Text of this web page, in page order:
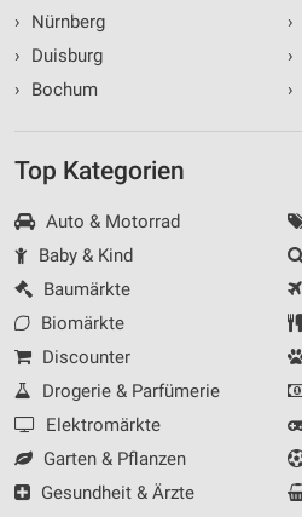
›
Nürnberg
›
Duisburg
›
Bochum
›
›
›
Top Kategorien
Auto & Motorrad
Baby & Kind
Baumärkte
Biomärkte
Discounter
Drogerie & Parfümerie
Elektromärkte
Garten & Pflanzen
Gesundheit & Ärzte